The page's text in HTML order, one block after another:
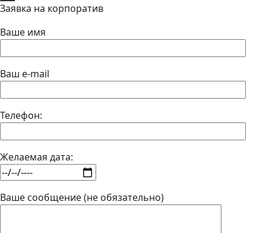
Заявка на корпоратив
Ваше имя
Ваш e-mail
Телефон:
Желаемая дата:
Ваше сообщение (не обязательно)